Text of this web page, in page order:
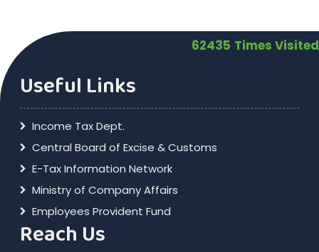
62435 Times Visited
Useful Links
Income Tax Dept.
Central Board of Excise & Customs
E-Tax Information Network
Ministry of Company Affairs
Employees Provident Fund
Reach Us